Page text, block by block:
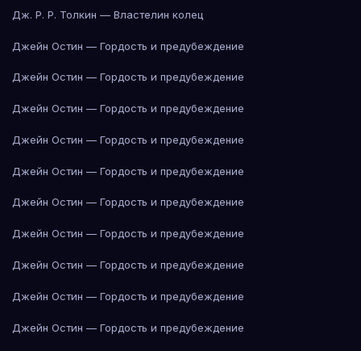
Дж. Р. Р. Толкин — Властелин колец
Джейн Остин — Гордость и предубеждение
Джейн Остин — Гордость и предубеждение
Джейн Остин — Гордость и предубеждение
Джейн Остин — Гордость и предубеждение
Джейн Остин — Гордость и предубеждение
Джейн Остин — Гордость и предубеждение
Джейн Остин — Гордость и предубеждение
Джейн Остин — Гордость и предубеждение
Джейн Остин — Гордость и предубеждение
Джейн Остин — Гордость и предубеждение